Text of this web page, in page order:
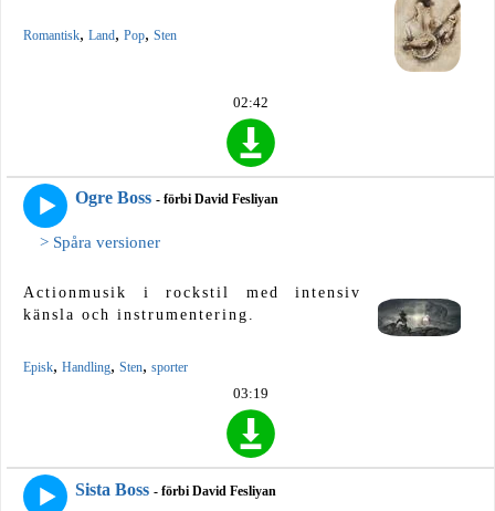
Romantisk, Land, Pop, Sten
02:42
Ogre Boss - förbi David Fesliyan
> Spåra versioner
Actionmusik i rockstil med intensiv
känsla och instrumentering.
Episk, Handling, Sten, sporter
03:19
Sista Boss - förbi David Fesliyan